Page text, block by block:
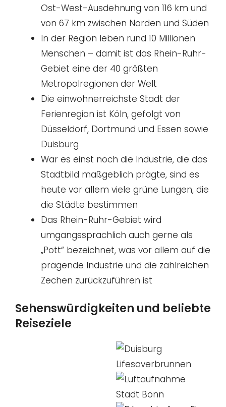
Ost-West-Ausdehnung von 116 km und
von 67 km zwischen Norden und Süden
In der Region leben rund 10 Millionen
Menschen – damit ist das Rhein-Ruhr-
Gebiet eine der 40 größten
Metropolregionen der Welt
Die einwohnerreichste Stadt der
Ferienregion ist Köln, gefolgt von
Düsseldorf, Dortmund und Essen sowie
Duisburg
War es einst noch die Industrie, die das
Stadtbild maßgeblich prägte, sind es
heute vor allem viele grüne Lungen, die
die Städte bestimmen
Das Rhein-Ruhr-Gebiet wird
umgangssprachlich auch gerne als
„Pott“ bezeichnet, was vor allem auf die
prägende Industrie und die zahlreichen
Zechen zurückzuführen ist
Sehenswürdigkeiten und beliebte
Reiseziele